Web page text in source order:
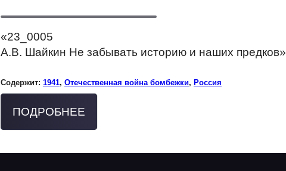
«23_0005
А.В. Шайкин Не забывать историю и наших предков»
Содержит: 1941, Отечественная война бомбежки, Россия
ПОДРОБНЕЕ